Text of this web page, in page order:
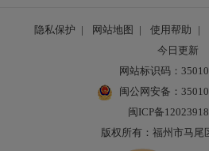
隐私保护 | 网站地图 | 使用帮助 |
今日更新
网站标识码：
闽公网安备：
闽ICP备
版权所有：福州市马尾